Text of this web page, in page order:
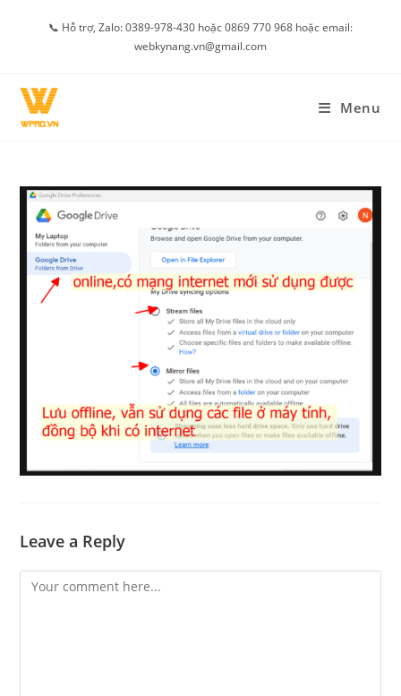
📞 Hỗ trợ, Zalo: 0389-978-430 hoặc 0869 770 968 hoặc email:
webkynang.vn@gmail.com
Menu
Leave a Reply
Comment